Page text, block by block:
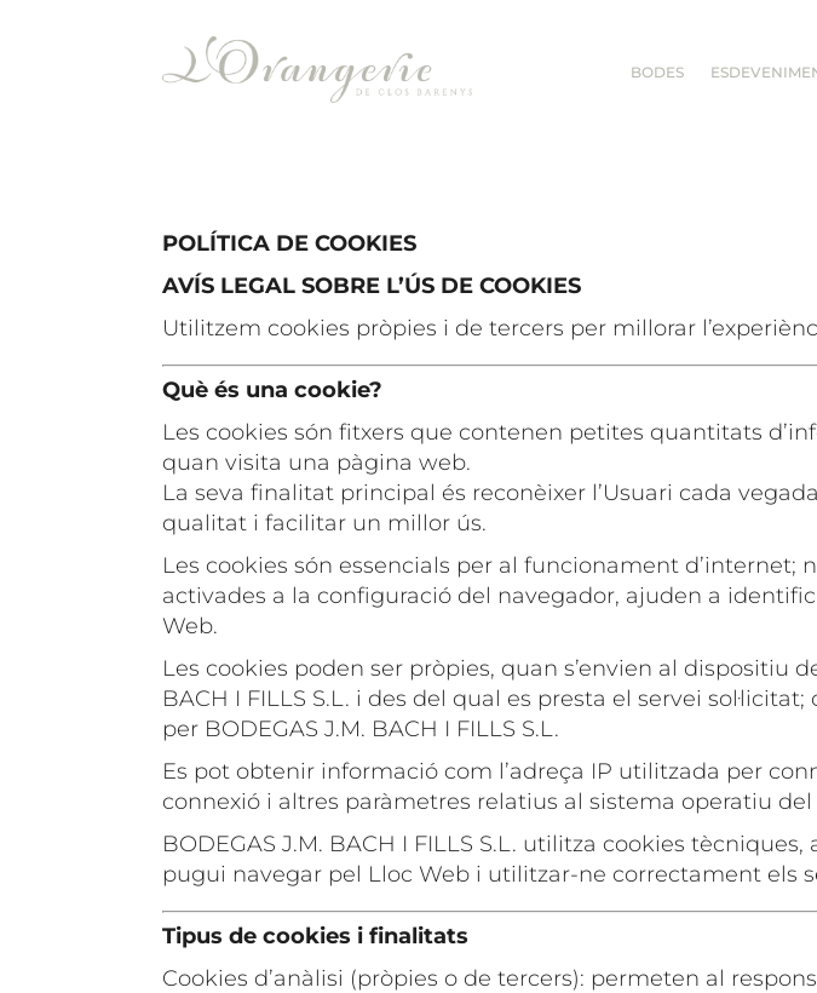
BODES
POLÍTICA DE COOKIES
AVÍS LEGAL SOBRE L’ÚS DE COOKIES
Utilitzem cookies pròpies i de tercers per millorar
Què és una cookie?
Les cookies són fitxers que contenen petites quantitats
quan visita una pàgina web.
La seva finalitat principal és reconèixer l’Usuari cada
qualitat i facilitar un millor ús.
Les cookies són essencials per al funcionament d’internet;
activades a la configuració del navegador, ajuden a
Web.
Les cookies poden ser pròpies, quan s’envien al dispositiu
BACH I FILLS S.L. i des del qual es presta el servei
per BODEGAS J.M. BACH I FILLS S.L.
Es pot obtenir informació com l’adreça IP utilitzada per
connexió i altres paràmetres relatius al sistema operatiu del
BODEGAS J.M. BACH I FILLS S.L. utilitza cookies
pugui navegar pel Lloc Web i utilitzar-ne correctament els
Tipus de cookies i finalitats
Cookies d’anàlisi (pròpies o de tercers): permeten al